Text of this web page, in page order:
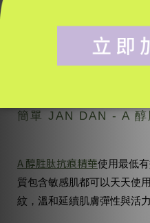
簡單 JAN DAN - A 醇
A 醇胜肽抗痕精華使用最低
質包含敏感肌都可以天天使
紋，溫和延續肌膚彈性與活力